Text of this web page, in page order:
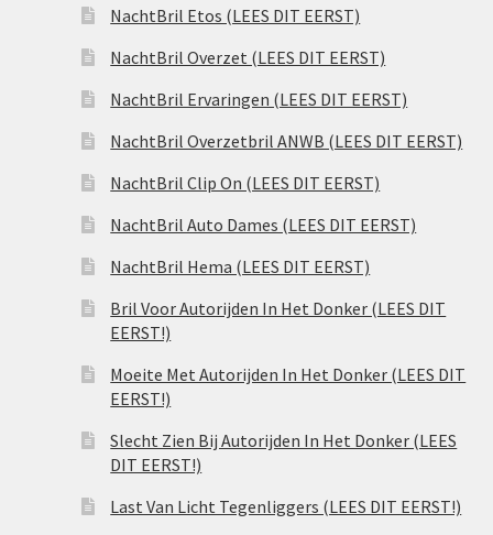
NachtBril Etos (LEES DIT EERST)
NachtBril Overzet (LEES DIT EERST)
NachtBril Ervaringen (LEES DIT EERST)
NachtBril Overzetbril ANWB (LEES DIT EERST)
NachtBril Clip On (LEES DIT EERST)
NachtBril Auto Dames (LEES DIT EERST)
NachtBril Hema (LEES DIT EERST)
Bril Voor Autorijden In Het Donker (LEES DIT
EERST!)
Moeite Met Autorijden In Het Donker (LEES DIT
EERST!)
Slecht Zien Bij Autorijden In Het Donker (LEES
DIT EERST!)
Last Van Licht Tegenliggers (LEES DIT EERST!)